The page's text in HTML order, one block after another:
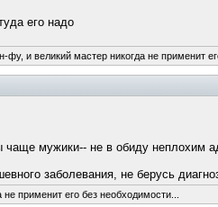
его надо
фу, и великий мастер никогда не применит
мужики-- не в обиду
заболевания, не берусь
применит его без необходимости...